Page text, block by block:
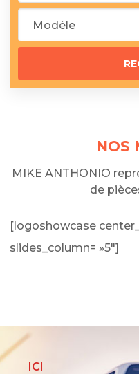
NOS
MIKE ANTHONIO
de
[logoshowcase
slides_column= »5″]
ICI